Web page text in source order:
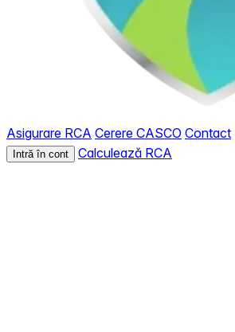
Asigurare RCA Cerere CASCO Contact
Intră în cont Calculează RCA